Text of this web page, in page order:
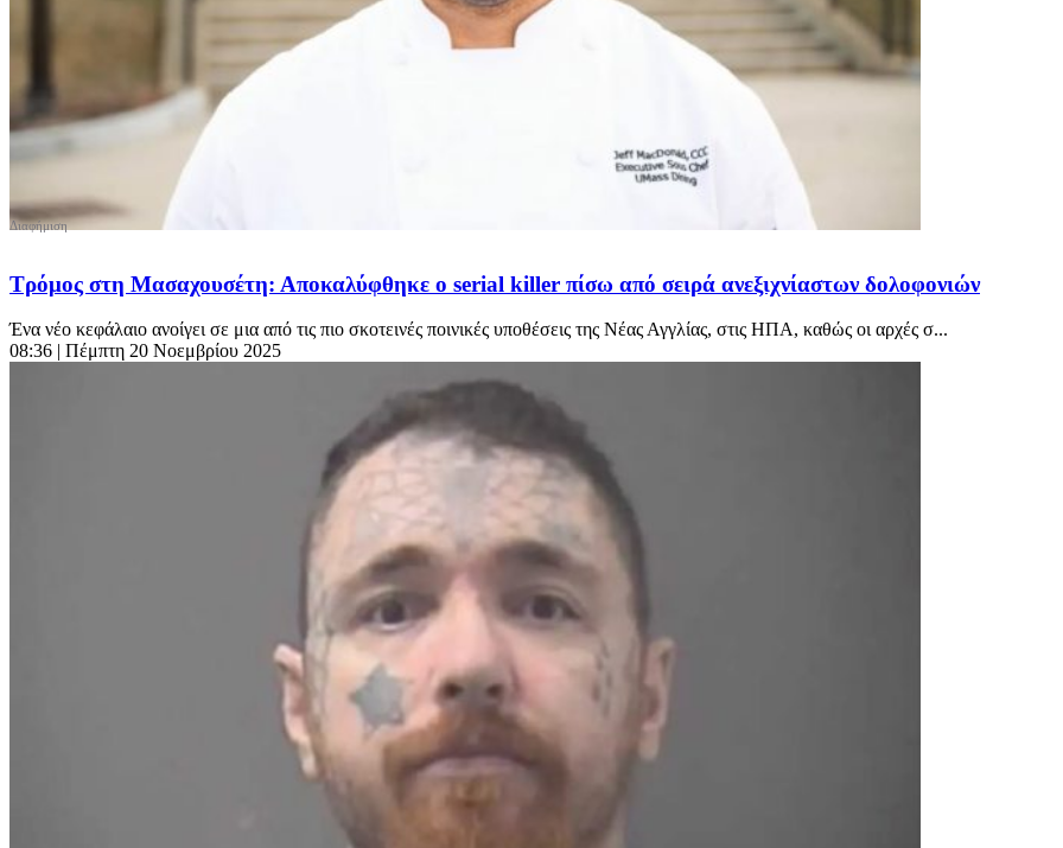
Τρόμος στη Μασαχουσέτη: Αποκαλύφθηκε ο serial killer πίσω από σειρά ανεξιχνίαστων δολοφονιών
Ένα νέο κεφάλαιο ανοίγει σε μια από τις πιο σκοτεινές ποινικές υποθέσεις της Νέας Αγγλίας, στις ΗΠΑ, καθώς οι αρχές σ...
08:36 | Πέμπτη 20 Νοεμβρίου 2025